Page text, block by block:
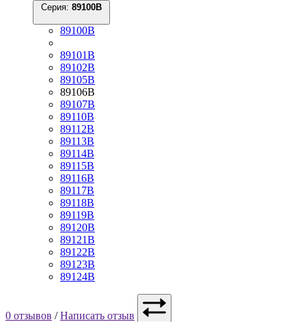
Серия:
89100B
89101B
89102B
89105B
89106B
89107B
89110B
89112B
89113B
89114B
89115B
89116B
89117B
89118B
89119B
89120B
89121B
89122B
89123B
89124B
0 отзывов /Написать отзыв